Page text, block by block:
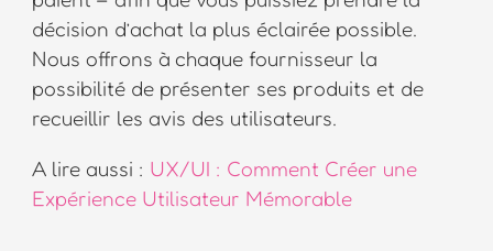
décision d’achat la plus éclairée possible.
Nous offrons à chaque fournisseur la
possibilité de présenter ses produits et de
recueillir les avis des utilisateurs.
A lire aussi : UX/UI : Comment Créer une
Expérience Utilisateur Mémorable